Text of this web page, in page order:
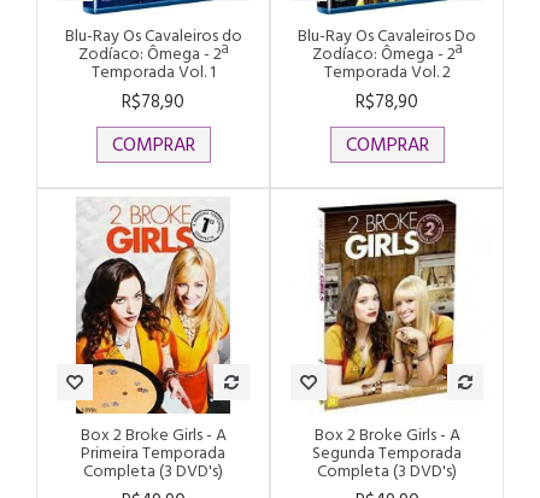
Blu-Ray Os Cavaleiros do
Zodíaco: Ômega - 2ª
Temporada Vol. 1
R$78,90
COMPRAR
Blu-Ray Os Cavaleiros Do
Zodíaco: Ômega - 2ª
Temporada Vol. 2
R$78,90
COMPRAR
Box 2 Broke Girls - A
Primeira Temporada
Completa (3 DVD's)
Box 2 Broke Girls - A
Segunda Temporada
Completa (3 DVD's)